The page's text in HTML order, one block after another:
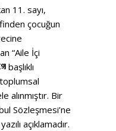
11. sayı,
çocuğun
“Aile İçi
başlıklı
alınmıştır. Bir
Sözleşmesi’ne
açıklamadır.